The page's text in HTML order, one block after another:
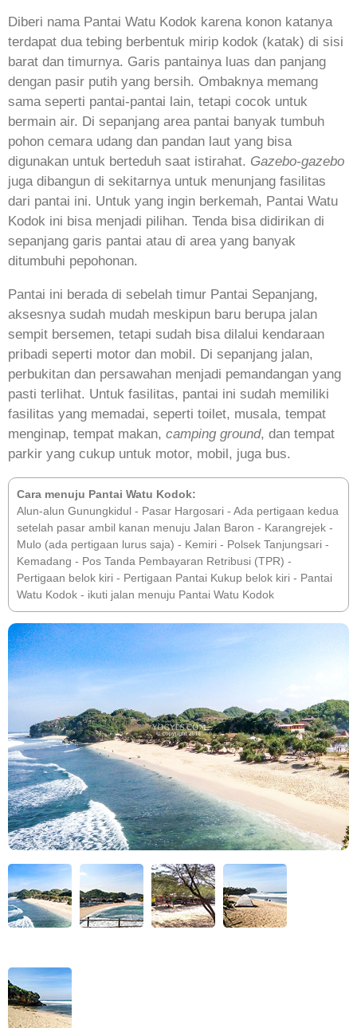
Diberi nama Pantai Watu Kodok karena konon katanya
terdapat dua tebing berbentuk mirip kodok (katak) di sisi
barat dan timurnya. Garis pantainya luas dan panjang
dengan pasir putih yang bersih. Ombaknya memang
sama seperti pantai-pantai lain, tetapi cocok untuk
bermain air. Di sepanjang area pantai banyak tumbuh
pohon cemara udang dan pandan laut yang bisa
digunakan untuk berteduh saat istirahat. Gazebo-gazebo
juga dibangun di sekitarnya untuk menunjang fasilitas
dari pantai ini. Untuk yang ingin berkemah, Pantai Watu
Kodok ini bisa menjadi pilihan. Tenda bisa didirikan di
sepanjang garis pantai atau di area yang banyak
ditumbuhi pepohonan.
Pantai ini berada di sebelah timur Pantai Sepanjang,
aksesnya sudah mudah meskipun baru berupa jalan
sempit bersemen, tetapi sudah bisa dilalui kendaraan
pribadi seperti motor dan mobil. Di sepanjang jalan,
perbukitan dan persawahan menjadi pemandangan yang
pasti terlihat. Untuk fasilitas, pantai ini sudah memiliki
fasilitas yang memadai, seperti toilet, musala, tempat
menginap, tempat makan, camping ground, dan tempat
parkir yang cukup untuk motor, mobil, juga bus.
Cara menuju Pantai Watu Kodok:
Alun-alun Gunungkidul - Pasar Hargosari - Ada pertigaan kedua
setelah pasar ambil kanan menuju Jalan Baron - Karangrejek -
Mulo (ada pertigaan lurus saja) - Kemiri - Polsek Tanjungsari -
Kemadang - Pos Tanda Pembayaran Retribusi (TPR) -
Pertigaan belok kiri - Pertigaan Pantai Kukup belok kiri - Pantai
Watu Kodok - ikuti jalan menuju Pantai Watu Kodok